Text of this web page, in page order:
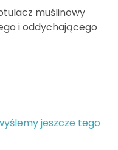
muślinowy
i oddychającego
jeszcze tego